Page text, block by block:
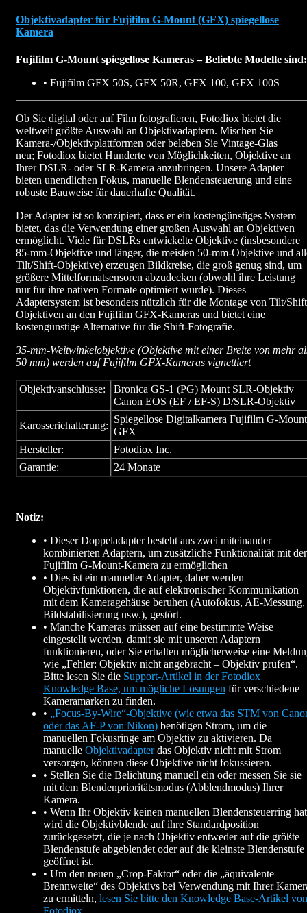
Objektivadapter für Fujifilm G-Mount (GFX) spiegellose
Kamera
Fujifilm G-Mount spiegellose Kameras – Beliebte Modelle sind:
• Fujifilm GFX 50S, GFX 50R, GFX 100, GFX 100S
Ob Sie digital oder auf Film fotografieren, Fotodiox bietet die
weltweit größte Auswahl an Objektivadaptern. Mischen Sie
Kamera-/Objektivplattformen oder beleben Sie Vintage-Glas
neu; Fotodiox bietet Hunderte von Möglichkeiten, Objektive an
Ihrer DSLR- oder SLR-Kamera anzubringen. Unsere Adapter
bieten unendlichen Fokus, manuelle Blendensteuerung und eine
robuste Bauweise für dauerhafte Qualität.
Der Adapter ist so konzipiert, dass er ein kostengünstiges System
bietet, das die Verwendung einer großen Auswahl an Objektiven
ermöglicht. Viele für DSLRs entwickelte Objektive (insbesondere
85-mm-Objektive und länger, die meisten 50-mm-Objektive und
Tilt/Shift-Objektive) erzeugen Bildkreise, die groß genug sind, um
größere Mittelformatsensoren abzudecken (obwohl ihre Leistung
nur für ihre nativen Formate optimiert wurde). Dieses
Adaptersystem ist besonders nützlich für die Montage von Tilt/
Objektiven an den Fujifilm GFX-Kameras und bietet eine
kostengünstige Alternative für die Shift-Fotografie.
35-mm-Weitwinkelobjektive (Objektive mit einer Breite von mehr
50 mm) werden auf Fujifilm GFX-Kameras vignettiert
Objektivanschlüsse:
Bronica GS-1 (PG) Mount SLR-Objektiv
Canon EOS (EF / EF-S) D/SLR-Objektiv
Karosseriehalterung:
Spiegellose Digitalkamera Fujifilm G-Mount
GFX
Hersteller:
Fotodiox Inc.
Garantie:
24 Monate
Notiz:
• Dieser Doppeladapter besteht aus zwei miteinander
kombinierten Adaptern, um zusätzliche Funktionalität mit der
Fujifilm G-Mount-Kamera zu ermöglichen
• Dies ist ein manueller Adapter, daher werden
Objektivfunktionen, die auf elektronischer Kommunikation
mit dem Kameragehäuse beruhen (Autofokus, AE-Messung,
Bildstabilisierung usw.), gestört.
• Manche Kameras müssen auf eine bestimmte Weise
eingestellt werden, damit sie mit unseren Adaptern
funktionieren, oder Sie erhalten möglicherweise eine
wie „Fehler: Objektiv nicht angebracht – Objektiv prüfen“.
Bitte lesen Sie die Support-Artikel in der Fotodiox
Knowledge Base, um mögliche Lösungen für verschiedene
Kameramarken zu finden.
• „Focus-By-Wire“-Objektive (wie etwa das STM von
oder das AF-P von Nikon) benötigen Strom, um die
manuellen Fokusringe am Objektiv zu aktivieren. Da
manuelle Objektivadapterdas Objektiv nicht mit Strom
versorgen, können diese Objektive nicht fokussieren.
• Stellen Sie die Belichtung manuell ein oder messen Sie sie
mit dem Blendenprioritätsmodus (Abblendmodus) Ihrer
Kamera.
• Wenn Ihr Objektiv keinen manuellen Blendensteuerring
wird die Objektivblende auf ihre Standardposition
zurückgesetzt, die je nach Objektiv entweder auf die größte
Blendenstufe abgeblendet oder auf die kleinste Blendenstufe
geöffnet ist.
• Um den neuen „Crop-Faktor“ oder die „äquivalente
Brennweite“ des Objektivs bei Verwendung mit Ihrer
zu ermitteln, lesen Sie bitte den Knowledge Base-Artikel von
Fotodiox